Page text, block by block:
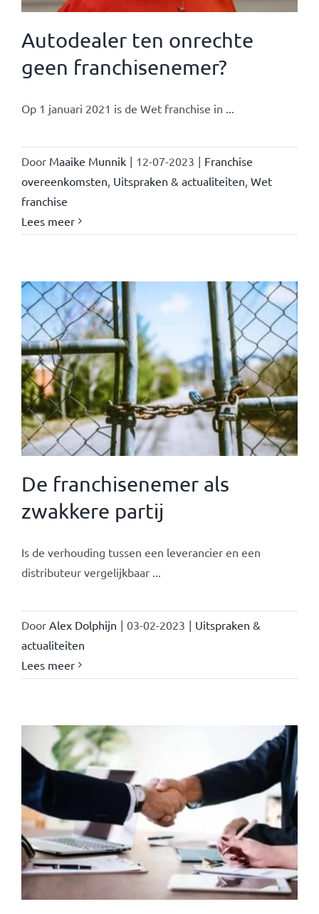
Autodealer ten onrechte
geen franchisenemer?
Op 1 januari 2021 is de Wet franchise in ...
Door Maaike Munnik | 12-07-2023 | Franchise
overeenkomsten Uitspraken & actualiteiten Wet
franchise
Lees meer
De franchisenemer als
zwakkere partij
Is de verhouding tussen een leverancier en een
distributeur vergelijkbaar ...
Door Alex Dolphijn | 03-02-2023 | Uitspraken &
actualiteiten
Lees meer